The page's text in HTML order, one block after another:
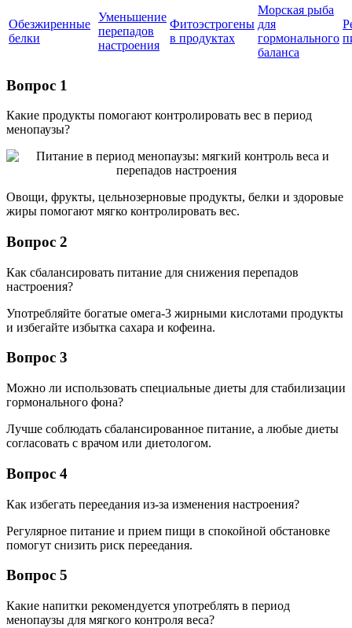
Обезжиренные
белки
Уменьшение
перепадов
настроения
Фитоэстрогены
в продуктах
Морская рыба
для
гормонального
баланса
Вопрос 1
Какие продукты помогают контролировать вес в период
менопаузы?
Овощи, фрукты, цельнозерновые продукты, белки и здоровые
жиры помогают мягко контролировать вес.
Вопрос 2
Как сбалансировать питание для снижения перепадов
настроения?
Употребляйте богатые омега-3 жирными кислотами продукты
и избегайте избытка сахара и кофеина.
Вопрос 3
Можно ли использовать специальные диеты для стабилизации
гормонального фона?
Лучше соблюдать сбалансированное питание, а любые диеты
согласовать с врачом или диетологом.
Вопрос 4
Как избегать переедания из-за изменения настроения?
Регулярное питание и прием пищи в спокойной обстановке
помогут снизить риск переедания.
Вопрос 5
Какие напитки рекомендуется употреблять в период
менопаузы для мягкого контроля веса?